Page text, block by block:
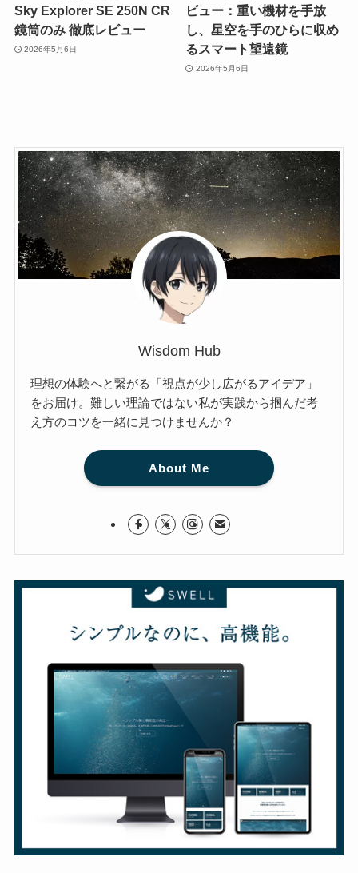
Sky Explorer SE 250N CR
鏡筒のみ 徹底レビュー
2026年5月6日
ビュー：重い機材を手放
し、星空を手のひらに収め
るスマート望遠鏡
2026年5月6日
Wisdom Hub
理想の体験へと繋がる「視点が少し広がるアイデア」
をお届け。難しい理論ではない私が実践から掴んだ考
え方のコツを一緒に見つけませんか？
About Me